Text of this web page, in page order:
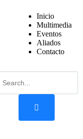
Inicio
Multimedia
Eventos
Aliados
Contacto